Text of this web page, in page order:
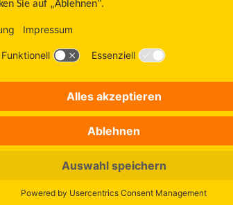
deutet dies auf einen Diabetes mellitus hin.
Bei einem Glukosewert zwischen 100 mg/dL
einer gestörten Nüchternglukosetoleranz
sein. Eine Ernährungs- und
unter Umständen hilfreich und nötig. Zur
und ein späterer Folgetermin vereinbart.
einen Glukose-